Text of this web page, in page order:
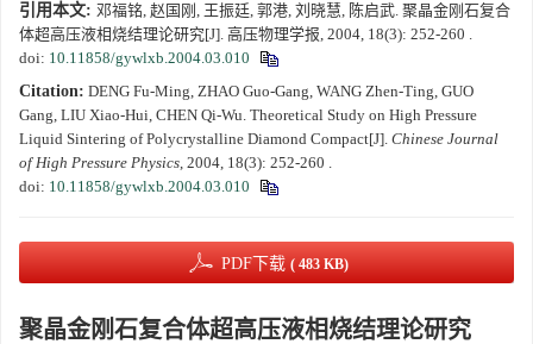
《高压物理学报》第二届青年编委会招募启事
第十四届全国爆炸力学学术会议 第二轮通知
第二十一届中国高压科学学术会议第一轮通知
《高压物理学报》第三届青年编委会招募启事
引用本文: 邓福铭, 赵国刚, 王振廷, 郭港, 刘晓慧, 陈启武. 聚晶金刚石复合
体超高压液相烧结理论研究[J]. 高压物理学报, 2004, 18(3): 252-260 .
doi: 10.11858/gywlxb.2004.03.010
Citation: DENG Fu-Ming, ZHAO Guo-Gang, WANG Zhen-Ting, GUO
Gang, LIU Xiao-Hui, CHEN Qi-Wu. Theoretical Study on High Pressure
Liquid Sintering of Polycrystalline Diamond Compact[J]. Chinese Journal
of High Pressure Physics, 2004, 18(3): 252-260 .
doi: 10.11858/gywlxb.2004.03.010
PDF下载 ( 483 KB)
聚晶金刚石复合体超高压液相烧结理论研究